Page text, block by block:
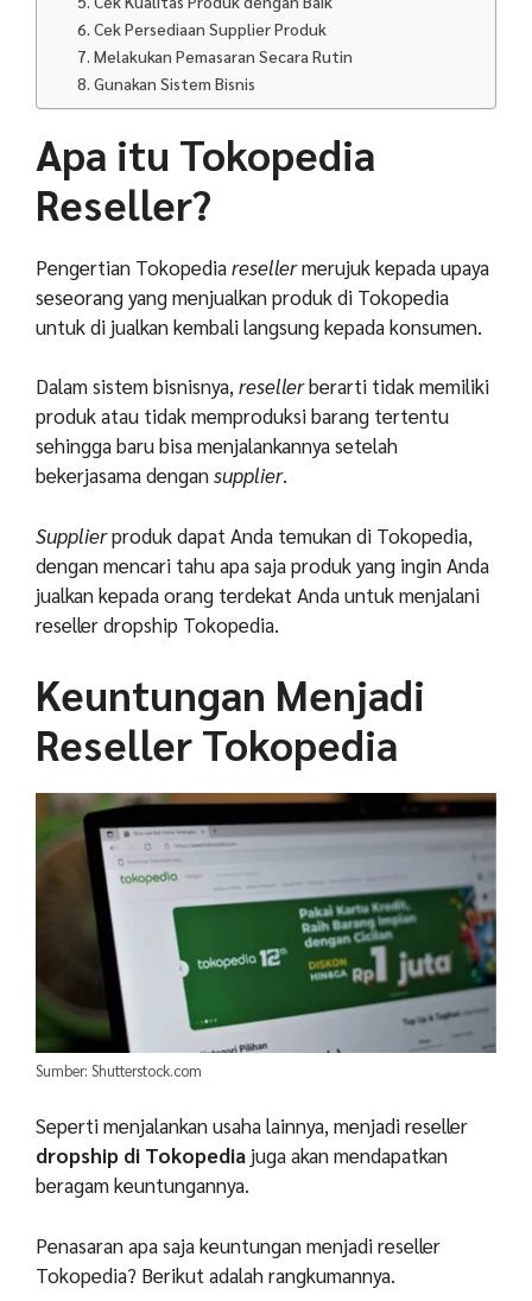
6. Cek Persediaan Supplier Produk
7. Melakukan Pemasaran Secara Rutin
8. Gunakan Sistem Bisnis
Apa itu Tokopedia
Reseller?
Pengertian Tokopediaresellermerujuk kepada upaya
seseorang yang menjualkan produk di Tokopedia
untuk di jualkan kembali langsung kepada konsumen.
Dalam sistem bisnisnya,resellerberarti tidak memiliki
produk atau tidak memproduksi barang tertentu
sehingga baru bisa menjalankannya setelah
bekerjasama dengansupplier.
Supplierproduk dapat Anda temukan di Tokopedia,
dengan mencari tahu apa saja produk yang ingin Anda
jualkan kepada orang terdekat Anda untuk menjalani
reseller dropship Tokopedia.
Keuntungan Menjadi
Reseller Tokopedia
Sumber: Shutterstock.com
Seperti menjalankan usaha lainnya, menjadi reseller
dropship di Tokopedia juga akan mendapatkan
beragam keuntungannya.
Penasaran apa saja keuntungan menjadi reseller
Tokopedia? Berikut adalah rangkumannya.